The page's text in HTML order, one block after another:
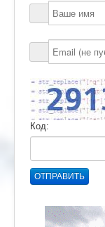
Код:
ОТПРАВИТЬ